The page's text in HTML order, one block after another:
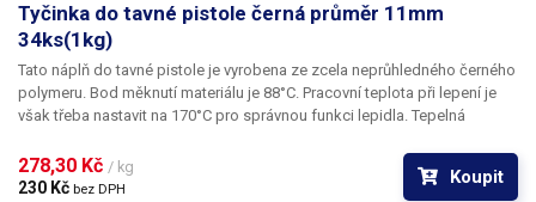
Tyčinka do tavné pistole černá průměr 11mm
34ks(1kg)
Tato náplň do tavné pistole je vyrobena ze zcela neprůhledného černého
polymeru. Bod měknutí materiálu je 88°C. Pracovní teplota při lepení je
však třeba nastavit na 170°C pro správnou funkci lepidla. Tepelná
278,30 Kč / kg
230 Kč bez DPH
Koupit